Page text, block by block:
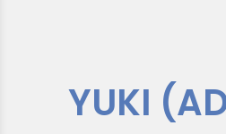
YUKI